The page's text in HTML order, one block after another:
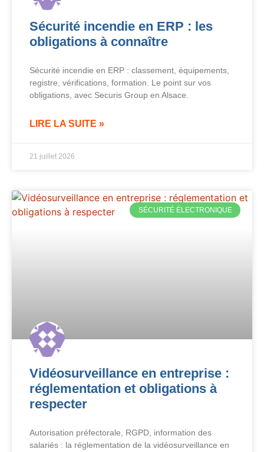
Sécurité incendie en ERP : les
obligations à connaître
Sécurité incendie en ERP : classement, équipements,
registre, vérifications, formation. Le point sur vos
obligations, avec Securis Group en Alsace.
LIRE LA SUITE »
21 juillet 2026
SÉCURITÉ ÉLECTRONIQUE
Vidéosurveillance en entreprise :
réglementation et obligations à
respecter
Autorisation préfectorale, RGPD, information des
salariés : la réglementation de la vidéosurveillance en